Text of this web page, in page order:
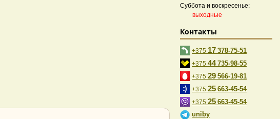
Суббота и воскресенье:
выходные
Контакты
+375 17 378-75-51
+375 44 735-98-55
+375 29 566-19-81
+375 25 663-45-54
+375 25 663-45-54
uniby